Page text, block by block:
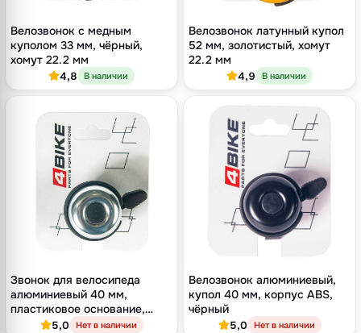
Велозвонок с медным
куполом 33 мм, чёрный,
хомут 22.2 мм
4,8 В наличии
Велозвонок латунный купол
52 мм, золотистый, хомут
22.2 мм
4,9 В наличии
Звонок для велосипеда
алюминиевый 40 мм,
пластиковое основание,
серебристый купол
5,0 Нет в наличии
Велозвонок алюминиевый,
купол 40 мм, корпус ABS,
чёрный
5,0 Нет в наличии